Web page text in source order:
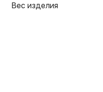
Вес изделия